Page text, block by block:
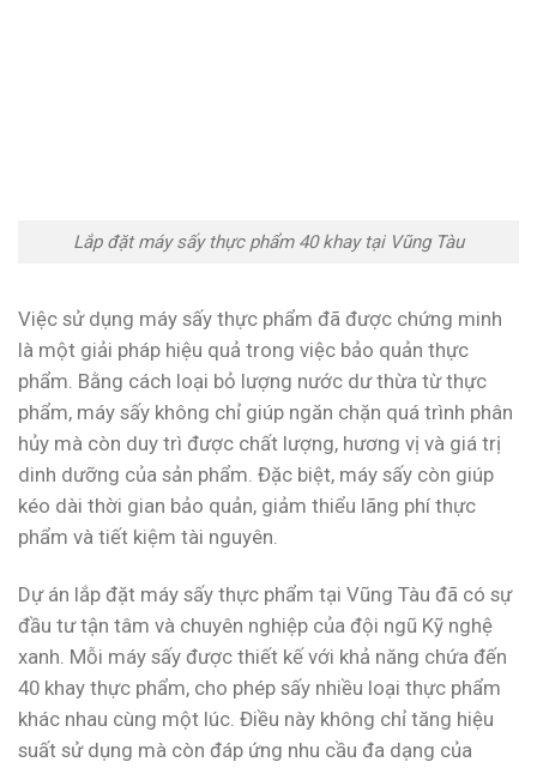
Lắp đặt máy sấy thực phẩm 40 khay tại Vũng Tàu
Việc sử dụng máy sấy thực phẩm đã được chứng minh
là một giải pháp hiệu quả trong việc bảo quản thực
phẩm. Bằng cách loại bỏ lượng nước dư thừa từ thực
phẩm, máy sấy không chỉ giúp ngăn chặn quá trình phân
hủy mà còn duy trì được chất lượng, hương vị và giá trị
dinh dưỡng của sản phẩm. Đặc biệt, máy sấy còn giúp
kéo dài thời gian bảo quản, giảm thiểu lãng phí thực
phẩm và tiết kiệm tài nguyên.
Dự án lắp đặt máy sấy thực phẩm tại Vũng Tàu đã có sự
đầu tư tận tâm và chuyên nghiệp của đội ngũ Kỹ nghệ
xanh. Mỗi máy sấy được thiết kế với khả năng chứa đến
40 khay thực phẩm, cho phép sấy nhiều loại thực phẩm
khác nhau cùng một lúc. Điều này không chỉ tăng hiệu
suất sử dụng mà còn đáp ứng nhu cầu đa dạng của